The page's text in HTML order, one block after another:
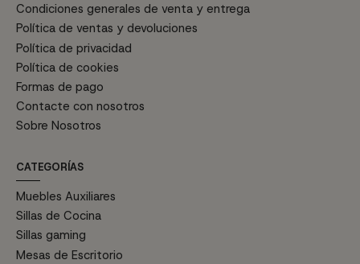
Condiciones generales de venta y entrega
Política de ventas y devoluciones
Política de privacidad
Política de cookies
Formas de pago
Contacte con nosotros
Sobre Nosotros
CATEGORÍAS
Muebles Auxiliares
Sillas de Cocina
Sillas gaming
Mesas de Escritorio